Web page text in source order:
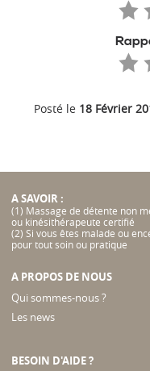
Posté le 18 Février
A SAVOIR :
(1) Massage de détente non
ou kinésithérapeute certifié
(2) Si vous êtes malade ou
pour tout soin ou pratique
A PROPOS DE NOUS
Qui sommes-nous ?
Les news
BESOIN D'AIDE ?